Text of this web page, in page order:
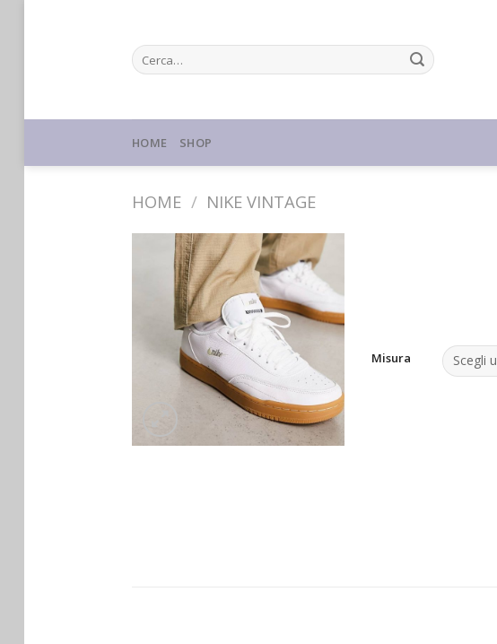
Cerca:
HOME SHOP
HOME / NIKE VINTAGE
Misura